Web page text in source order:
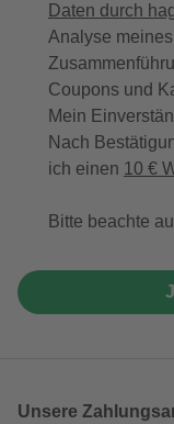
Daten durch
Analyse
Coupons und
Mein
Nach
ich einen 10 €
Bitte beachte
Unsere